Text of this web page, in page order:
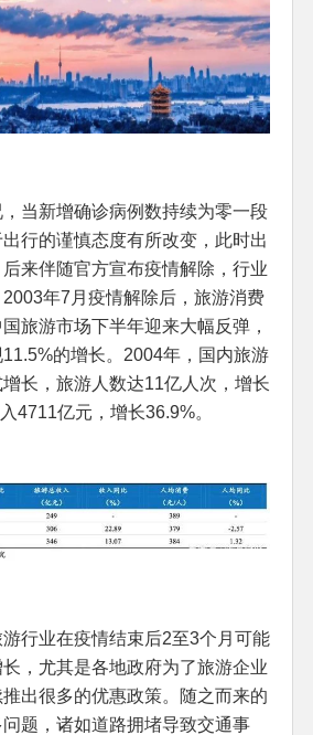
当新增确诊病例数持续为零一段
行的谨慎态度有所改变，此时出
来伴随官方宣布疫情解除，行业
年7月疫情解除后，旅游消费
旅游市场下半年迎来大幅反弹，
的增长。2004年，国内旅游
长，旅游人数达11亿人次，增长
4711亿元，增长36.9%。
行业在疫情结束后2至3个月可能
，尤其是各地政府为了旅游企业
出很多的优惠政策。随之而来的
题，诸如道路拥堵导致交通事